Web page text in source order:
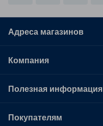
Адреса магазинов
Компания
Полезная информация
Покупателям